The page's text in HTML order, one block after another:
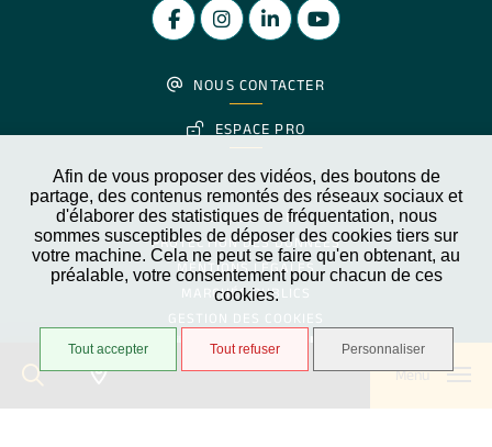
Afin de vous proposer des vidéos, des boutons de
partage, des contenus remontés des réseaux sociaux et
d'élaborer des statistiques de fréquentation, nous
sommes susceptibles de déposer des cookies tiers sur
votre machine. Cela ne peut se faire qu'en obtenant, au
préalable, votre consentement pour chacun de ces
cookies.
Tout accepter Tout refuser Personnaliser
Menu
NOUS CONTACTER
ESPACE PRO
Accessibilité Partiellement conforme
PLAN DU SITE
PROTECTION DES DONNÉES
MENTIONS LÉGALES
MARCHÉS PUBLICS
GESTION DES COOKIES
STRATIS